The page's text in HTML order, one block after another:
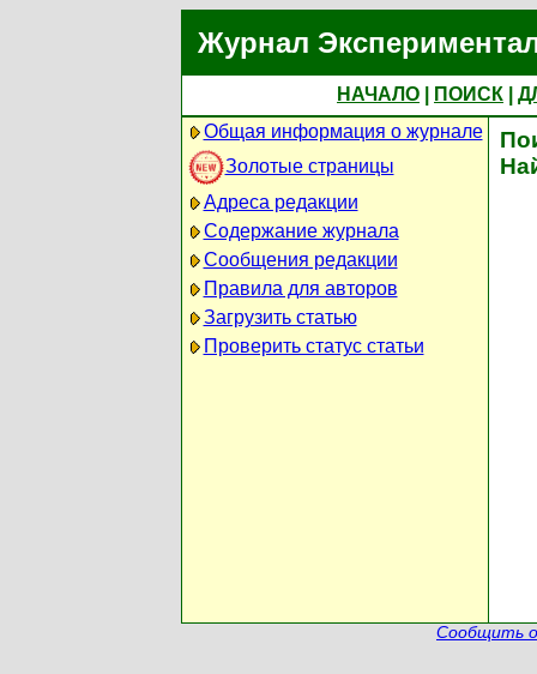
Журнал
НАЧАЛО ПОИСК
Общая информация о журнале
Золотые страницы
Адреса редакции
Содержание журнала
Сообщения редакции
Правила для авторов
Загрузить статью
Проверить статус статьи
Сообщить о